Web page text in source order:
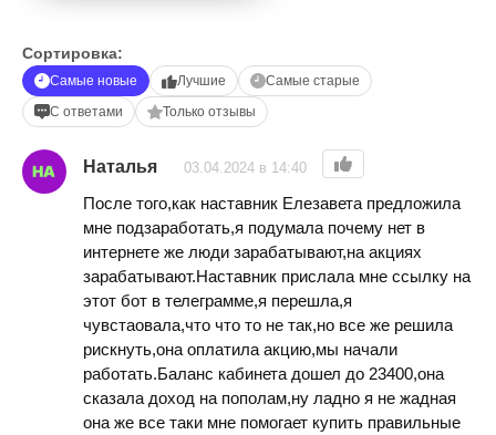
Сортировка:
Самые новые Лучшие
Самые старые
С ответами
Только отзывы
Наталья 03.04.2024 в 14:40
После того,как наставник Елезавета предложила
мне подзаработать,я подумала почему нет в
интернете же люди зарабатывают,на акциях
зарабатывают.Наставник прислала мне ссылку на
этот бот в телеграмме,я перешла,я
чувстаовала,что что то не так,но все же решила
рискнуть,она оплатила акцию,мы начали
работать.Баланс кабинета дошел до 23400,она
сказала доход на пополам,ну ладно я не жадная
она же все таки мне помогает купить правильные